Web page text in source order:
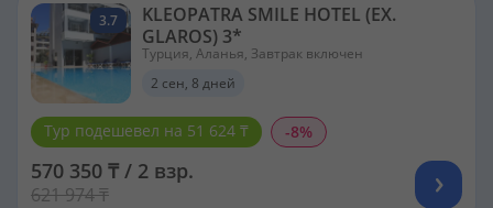
3.7
KLEOPATRA SMILE HOTEL (EX.
GLAROS) 3*
Турция, Аланья, Завтрак включен
2 сен, 8 дней
Тур подешевел на 51 624 ₸ -8%
570 350 ₸ / 2 взр.
621 974 ₸